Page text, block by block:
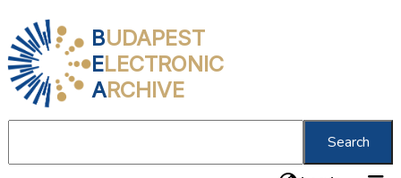
BUDAPEST
ELECTRONIC
ARCHIVE
Search